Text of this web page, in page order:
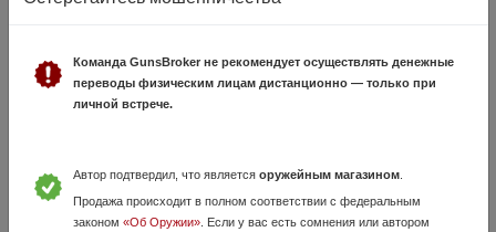
б.у. оружия
Команда GunsBroker не рекомендует осуществлять денежные
переводы физическим лицам дистанционно — только при
личной встрече.
Автор подтвердил, что является оружейным магазином.
Продажа происходит в полном соответствии с федеральным
законом «Об Оружии». Если у вас есть сомнения или автором